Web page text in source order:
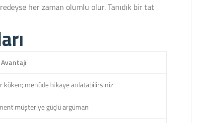
her zaman olumlu olur. Tanıdık bir tat
köken; menüde hikaye anlatabilirsiniz
müşteriye güçlü argüman